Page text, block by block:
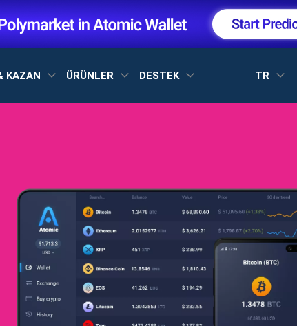
KAZAN ÜRÜNLER DESTEK TR